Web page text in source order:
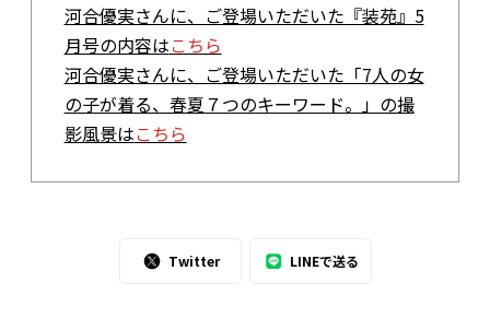
河合優実さんに、ご登場いただいた『装苑』5
月号の内容はこちら
河合優実さんに、ご登場いただいた「7人の女
の子が着る、春夏７つのキーワード。」の撮
影風景はこちら
Twitter LINEで送る